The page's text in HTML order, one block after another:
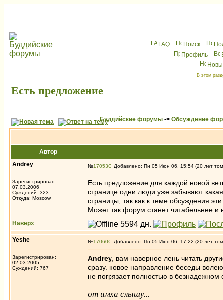
FAQ Поиск
Профиль
В этом
Есть предложение
Буддийские форумы -> Обсуждение
Автор
Andrey
Зарегистрирован:
07.03.2006
Суждений: 323
Откуда: Moscow
№17053 Добавлено: Пн 05 Июн 06, 15:54 (20 лет
Есть предложение для каждой новой
странице одни люди уже забывают
страницы, так как к теме обсуждения
Может так форум станет читабельнее
Наверх
Yeshe
Зарегистрирован:
02.03.2005
Суждений: 767
№17060 Добавлено: Пн 05 Июн 06, 17:22 (20 лет
Andrey , вам наверное лень читать
сразу. новое направление беседы
не погрязает полностью в
от имха слышу...